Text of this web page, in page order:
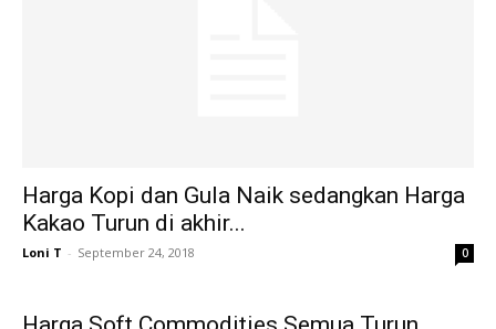
Harga Kopi dan Gula Naik sedangkan Harga
Kakao Turun di akhir...
Loni T - September 24, 2018 0